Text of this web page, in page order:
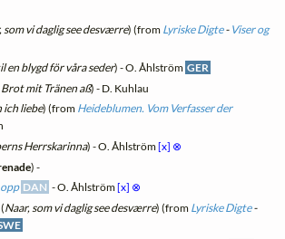
som vi daglig see desværre) (from Lyriske Digte- Viser og
en blygd för våra seder) - O. Åhlström GER
Brot mit Tränen aß) - D. Kuhlau
ich liebe) (from Heideblumen. Vom Verfasser der
Herrskarinna) - O. Åhlström[x] ⊗
) -
DAN - O. Åhlström[x] ⊗
(Naar, som vi daglig see desværre) (from Lyriske Digte-